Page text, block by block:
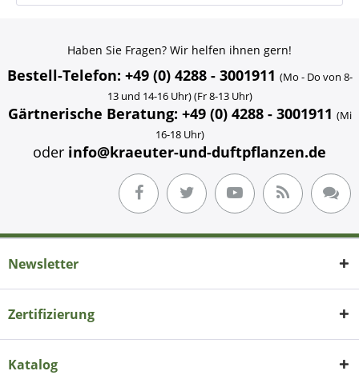
Haben Sie Fragen? Wir helfen ihnen gern!
Bestell-Telefon: +49 (0) 4288 - 3001911 (Mo - Do von 8-
13 und 14-16 Uhr) (Fr 8-13 Uhr)
Gärtnerische Beratung: +49 (0) 4288 - 3001911 (Mi
16-18 Uhr)
oder info@kraeuter-und-duftpflanzen.de
Newsletter
Zertifizierung
Katalog